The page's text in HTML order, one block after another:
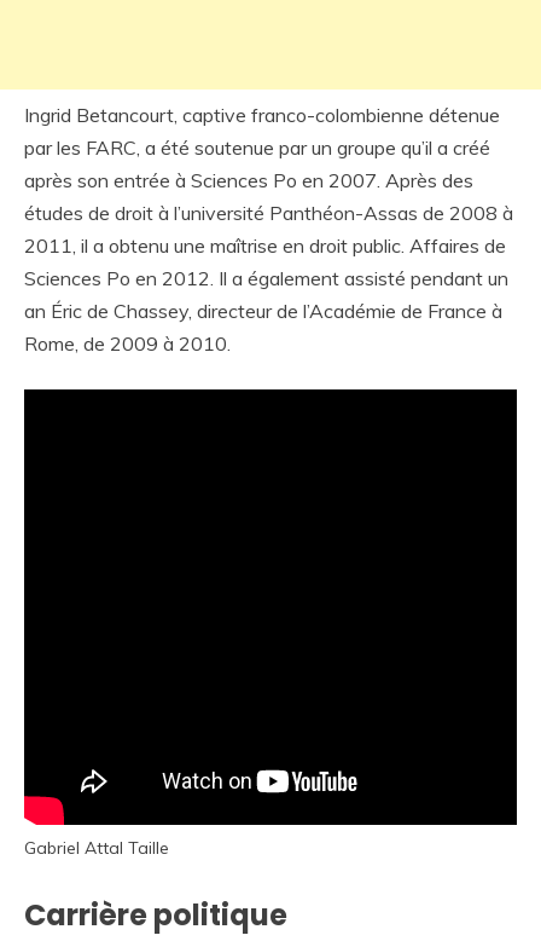
Ingrid Betancourt, captive franco-colombienne détenue
par les FARC, a été soutenue par un groupe qu’il a créé
après son entrée à Sciences Po en 2007. Après des
études de droit à l’université Panthéon-Assas de 2008 à
2011, il a obtenu une maîtrise en droit public. Affaires de
Sciences Po en 2012. Il a également assisté pendant un
an Éric de Chassey, directeur de l’Académie de France à
Rome, de 2009 à 2010.
Gabriel Attal Taille
Carrière politique